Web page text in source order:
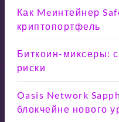
Как Meинтейнер
криптопортфель
Биткоин-миксеры:
риски
Oasis Network
блокчейне нового